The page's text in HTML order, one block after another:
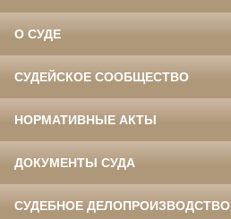
О СУДЕ
СУДЕЙСКОЕ СООБЩЕСТВО
НОРМАТИВНЫЕ АКТЫ
ДОКУМЕНТЫ СУДА
СУДЕБНОЕ ДЕЛОПРОИЗВОДСТВО